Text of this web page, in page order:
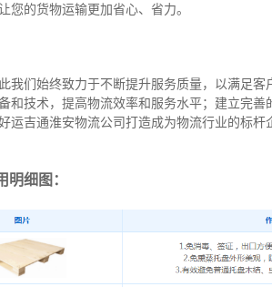
的货物运输更加省心、省力。
我们始终致力于不断提升服务质量，以满足
和技术，提高物流效率和服务水平；建立完
运吉通淮安物流公司打造成为物流行业的标
细图：